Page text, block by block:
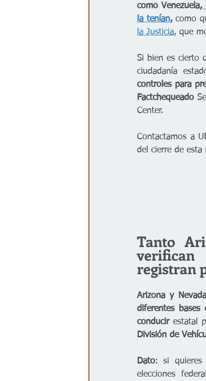
como Venezuela,
la tenían, como
la Justicia, que
Si bien es cierto
ciudadanía
controles para
Factchequeado
Center.
Contactamos a
del cierre de
Tanto
registran
Arizona y
diferentes bases
conducir estatal
División de
Dato: si quieres
elecciones